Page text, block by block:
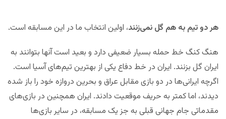
هر دو تیم به هم گل نمی‌زنند، اولین انتخاب ما در این مسابقه است.
هنگ کنگ خط حمله بسیار ضعیفی دارد و بعید است آنها بتوانند به
ایران گل بزنند. ایران در خط دفاع یکی از بهترین تیم‌های آسیا است.
اگرچه ایرانی‌ها در دو بازی مقابل عراق و بحرین دروازه خود را باز شده
دیدند، اما کمتر به حریف موقعیت دادند. ایران همچنین در بازی‌های
مقدماتی جام جهانی قبلی به جز یک مسابقه، در سایر بازی‌ها